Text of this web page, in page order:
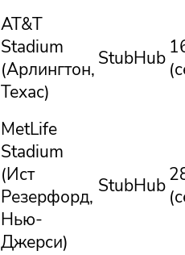
AT&T
Stadium
(Арлингтон,
Техас)
StubHub
MetLife
Stadium
(Ист
Резерфорд,
Нью-
Джерси)
StubHub